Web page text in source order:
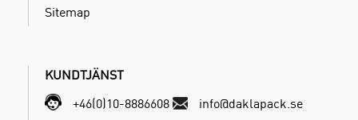
Sitemap
KUNDTJÄNST
+46(0)10-8886608
info@daklapack.se